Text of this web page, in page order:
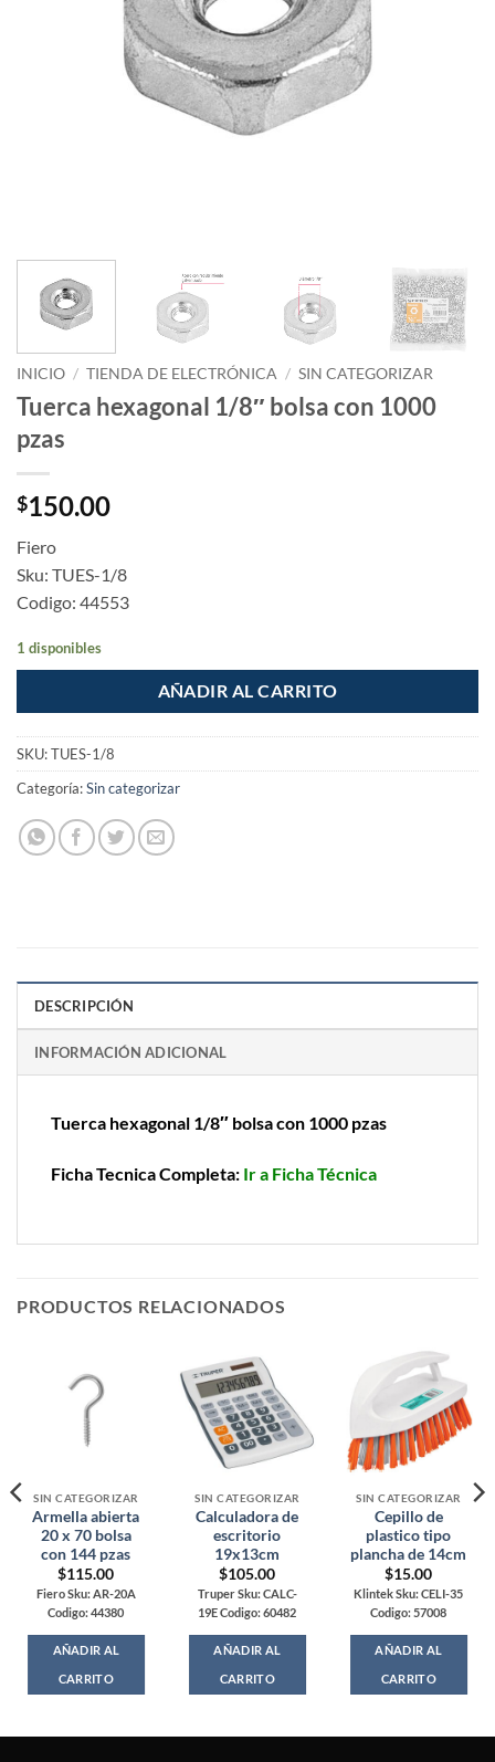
INICIO / TIENDA DE ELECTRÓNICA / SIN CATEGORIZAR
Tuerca hexagonal 1/8″ bolsa con 1000
pzas
$150.00
Fiero
Sku: TUES-1/8
Codigo: 44553
1 disponibles
AÑADIR AL CARRITO
SKU:TUES-1/8
Categoría:Sin categorizar
DESCRIPCIÓN
INFORMACIÓN ADICIONAL
Tuerca hexagonal 1/8″ bolsa con 1000 pzas
Ficha Tecnica Completa: Ir a Ficha Técnica
PRODUCTOS RELACIONADOS
SIN CATEGORIZAR
Armella abierta
20 x 70 bolsa
con 144 pzas
$115.00
Fiero Sku: AR-20A
Codigo: 44380
AÑADIR AL
CARRITO
SIN CATEGORIZAR
Calculadora de
escritorio
19x13cm
$105.00
Truper Sku: CALC-
19E Codigo: 60482
AÑADIR AL
CARRITO
SIN CATEGORIZAR
Cepillo de
plastico tipo
plancha de 14cm
$15.00
Klintek Sku: CELI-35
Codigo: 57008
AÑADIR AL
CARRITO